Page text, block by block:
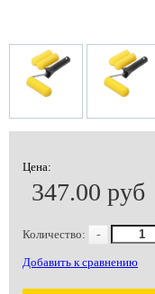
Цена:
347.00 руб
Количество: -
Добавить к сравнению